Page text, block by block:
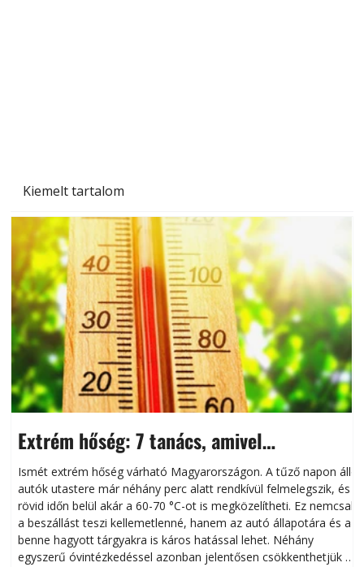
Kiemelt tartalom
Extrém hőség: 7 tanács, amivel
megóvhatjuk autónkat a nyári károktól
Ismét extrém hőség várható Magyarországon. A tűző napon álló
autók utastere már néhány perc alatt rendkívül felmelegszik, és
rövid időn belül akár a 60-70 °C-ot is megközelítheti. Ez nemcsak
a beszállást teszi kellemetlenné, hanem az autó állapotára és a
benne hagyott tárgyakra is káros hatással lehet. Néhány
egyszerű óvintézkedéssel azonban jelentősen csökkenthetjük a